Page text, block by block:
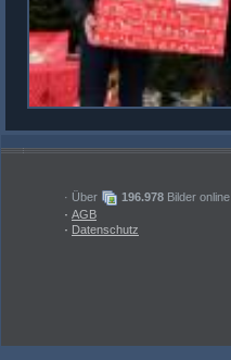
· Über 196.978 Bilder online
· AGB
· Datenschutz